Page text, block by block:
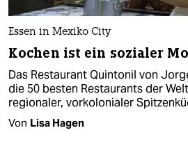
Essen in Mexiko City
Kochen ist ein sozialer
Das Restaurant Quintonil von
die 50 besten Restaurants der
regionaler, vorkolonialer
Von Lisa Hagen